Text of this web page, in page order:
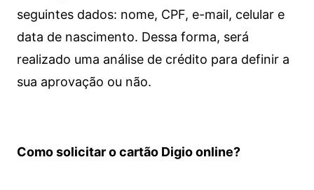
seguintes dados: nome, CPF, e-mail, celular e
data de nascimento. Dessa forma, será
realizado uma análise de crédito para definir a
sua aprovação ou não.
Como solicitar o cartão Digio online?